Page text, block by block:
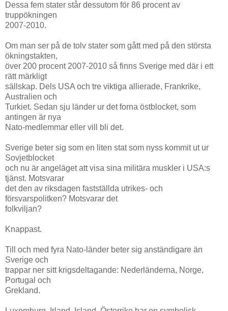
Dessa fem stater står dessutom för 86 procent av
truppökningen
2007-2010.
Om man ser på de tolv stater som gått med på den största
ökningstakten,
över 200 procent 2007-2010 så finns Sverige med där i ett
rätt märkligt
sällskap. Dels USA och tre viktiga allierade, Frankrike,
Australien och
Turkiet. Sedan sju länder ur det forna östblocket, som
antingen är nya
Nato-medlemmar eller vill bli det.
Sverige beter sig som en liten stat som nyss kommit ut ur
Sovjetblocket
och nu är angeläget att visa sina militära muskler i USA:s
tjänst. Motsvarar
det den av riksdagen fastställda utrikes- och
försvarspolitken? Motsvarar det
folkviljan?
Knappast.
Till och med fyra Nato-länder beter sig anständigare än
Sverige och
trappar ner sitt krigsdeltagande: Nederländerna, Norge,
Portugal och
Grekland.